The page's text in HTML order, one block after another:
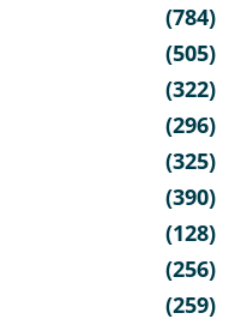
(784)
(505)
(322)
(296)
(325)
(390)
(128)
(256)
(259)